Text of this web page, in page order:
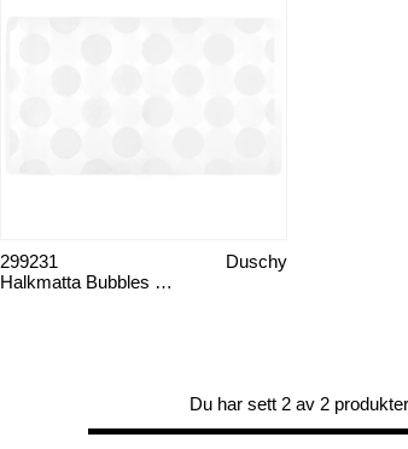
Halkmatta Bubbles svart
Duschy
299231
Du har sett 2 av 2